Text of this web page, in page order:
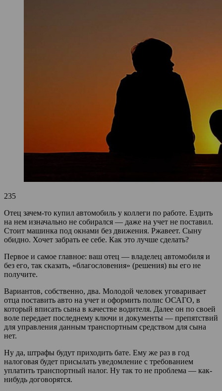
235
Отец зачем-то купил автомобиль у коллеги по работе. Ездить
на нем изначально не собирался — даже на учет не поставил.
Стоит машинка под окнами без движения. Ржавеет. Сыну
обидно. Хочет забрать ее себе. Как это лучше сделать?
Первое и самое главное: ваш отец — владелец автомобиля и
без его, так сказать, «благословения» (решения) вы его не
получите.
Вариантов, собственно, два. Молодой человек уговаривает
отца поставить авто на учет и оформить полис ОСАГО, в
который вписать сына в качестве водителя. Далее он по своей
воле передает последнему ключи и документы — препятствий
для управления данным транспортным средством для сына
нет.
Ну да, штрафы будут приходить бате. Ему же раз в год
налоговая будет присылать уведомление с требованием
уплатить транспортный налог. Ну так то не проблема — как-
нибудь договорятся.